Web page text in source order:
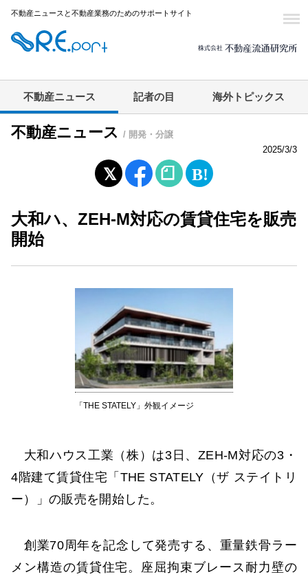
不動産ニュースと不動産業務のためのサポートサイト
不動産ニュース 記者の目 海外トピックス
不動産ニュース / 開発・分譲
2025/3/3
大和ハ、ZEH-M対応の賃貸住宅を販売
開始
「THE STATELY」外観イメージ
大和ハウス工業（株）は3日、ZEH-M対応の3・
4階建て賃貸住宅「THE STATELY（ザ ステイトリ
ー）」の販売を開始した。
創業70周年を記念して発売する、重量鉄骨ラー
メン構造の賃貸住宅。座屈拘束ブレース耐力壁の